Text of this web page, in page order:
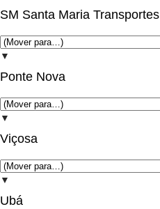
SM Santa Maria Transportes
▼
Ponte Nova
▼
Viçosa
▼
Ubá